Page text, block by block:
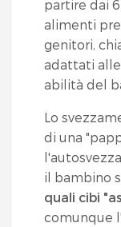
partire dai
alimenti
genitori,
adattati
abilità del
Lo
di una
il bambino
quali cibi
comunque